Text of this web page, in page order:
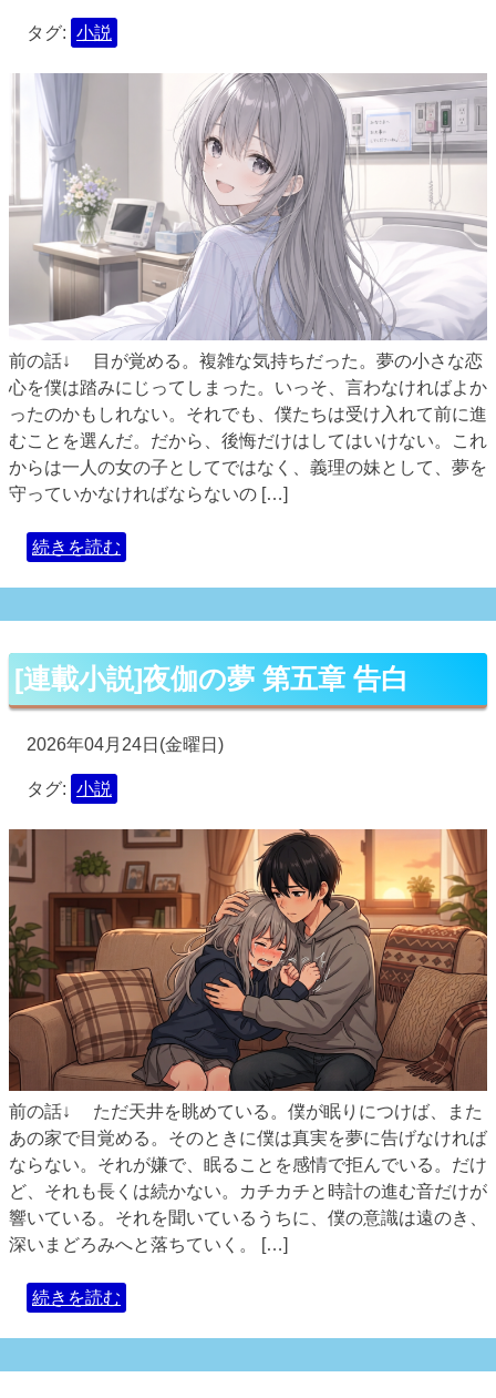
タグ: 小説
前の話↓ 目が覚める。複雑な気持ちだった。夢の小さな恋
心を僕は踏みにじってしまった。いっそ、言わなければよか
ったのかもしれない。それでも、僕たちは受け入れて前に進
むことを選んだ。だから、後悔だけはしてはいけない。これ
からは一人の女の子としてではなく、義理の妹として、夢を
守っていかなければならないの […]
続きを読む
[連載小説]夜伽の夢 第五章 告白
2026年04月24日(金曜日)
タグ: 小説
前の話↓ ただ天井を眺めている。僕が眠りにつけば、また
あの家で目覚める。そのときに僕は真実を夢に告げなければ
ならない。それが嫌で、眠ることを感情で拒んでいる。だけ
ど、それも長くは続かない。カチカチと時計の進む音だけが
響いている。それを聞いているうちに、僕の意識は遠のき、
深いまどろみへと落ちていく。 […]
続きを読む